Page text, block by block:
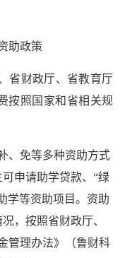
助政策
省财政厅、省教育厅
按照国家和省相关规
、免等多种资助方式
申请助学贷款、 “绿
学等资助项目。资助
，按照省财政厅、
管理办法》（鲁财科